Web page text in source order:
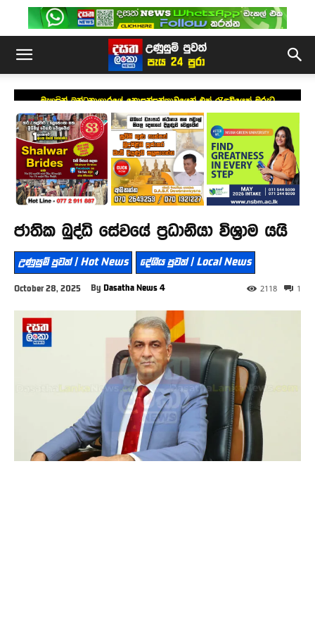
මැගසින් බන්ධනාගාරයේ නොසන්සුන්තාවයෙන් එක් රැඳවියෙක් මරුට
ජාතික බුද්ධි සේවයේ ප්‍රධානියා විශ්‍රාම යයි
උණුසුම් පුවත් | Hot News දේශීය පුවත් | Local News
October 28, 2025 By Dasatha News 4 1
2118